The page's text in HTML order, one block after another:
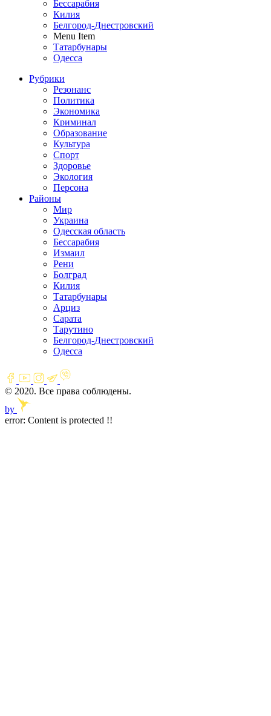
Бессарабия
Килия
Белгород-Днестровский
Menu Item
Татарбунары
Одесса
Рубрики
Резонанс
Политика
Экономика
Криминал
Образование
Культура
Спорт
Здоровье
Экология
Персона
Районы
Мир
Украина
Одесская область
Бессарабия
Измаил
Рени
Болград
Килия
Татарбунары
Арциз
Сарата
Тарутино
Белгород-Днестровский
Одесса
© 2020. Все права соблюдены.
by
error: Content is protected !!